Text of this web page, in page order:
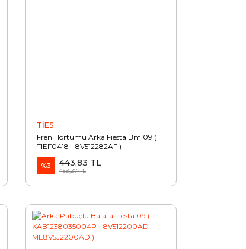
TİES
Fren Hortumu Arka Fiesta Bm 09 (
TIEF0418 - 8V512282AF )
%3 443,83 TL
459,27 TL